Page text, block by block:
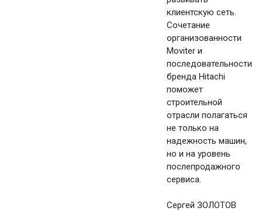
клиентскую сеть.
Сочетание
организованности
Moviter и
последовательности
бренда Hitachi
поможет
строительной
отрасли полагаться
не только на
надежность машин,
но и на уровень
послепродажного
сервиса.
Сергей ЗОЛОТОВ